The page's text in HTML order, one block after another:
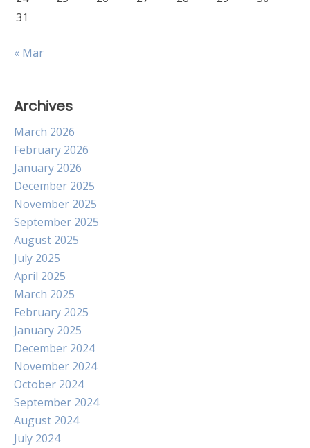
31
« Mar
Archives
March 2026
February 2026
January 2026
December 2025
November 2025
September 2025
August 2025
July 2025
April 2025
March 2025
February 2025
January 2025
December 2024
November 2024
October 2024
September 2024
August 2024
July 2024